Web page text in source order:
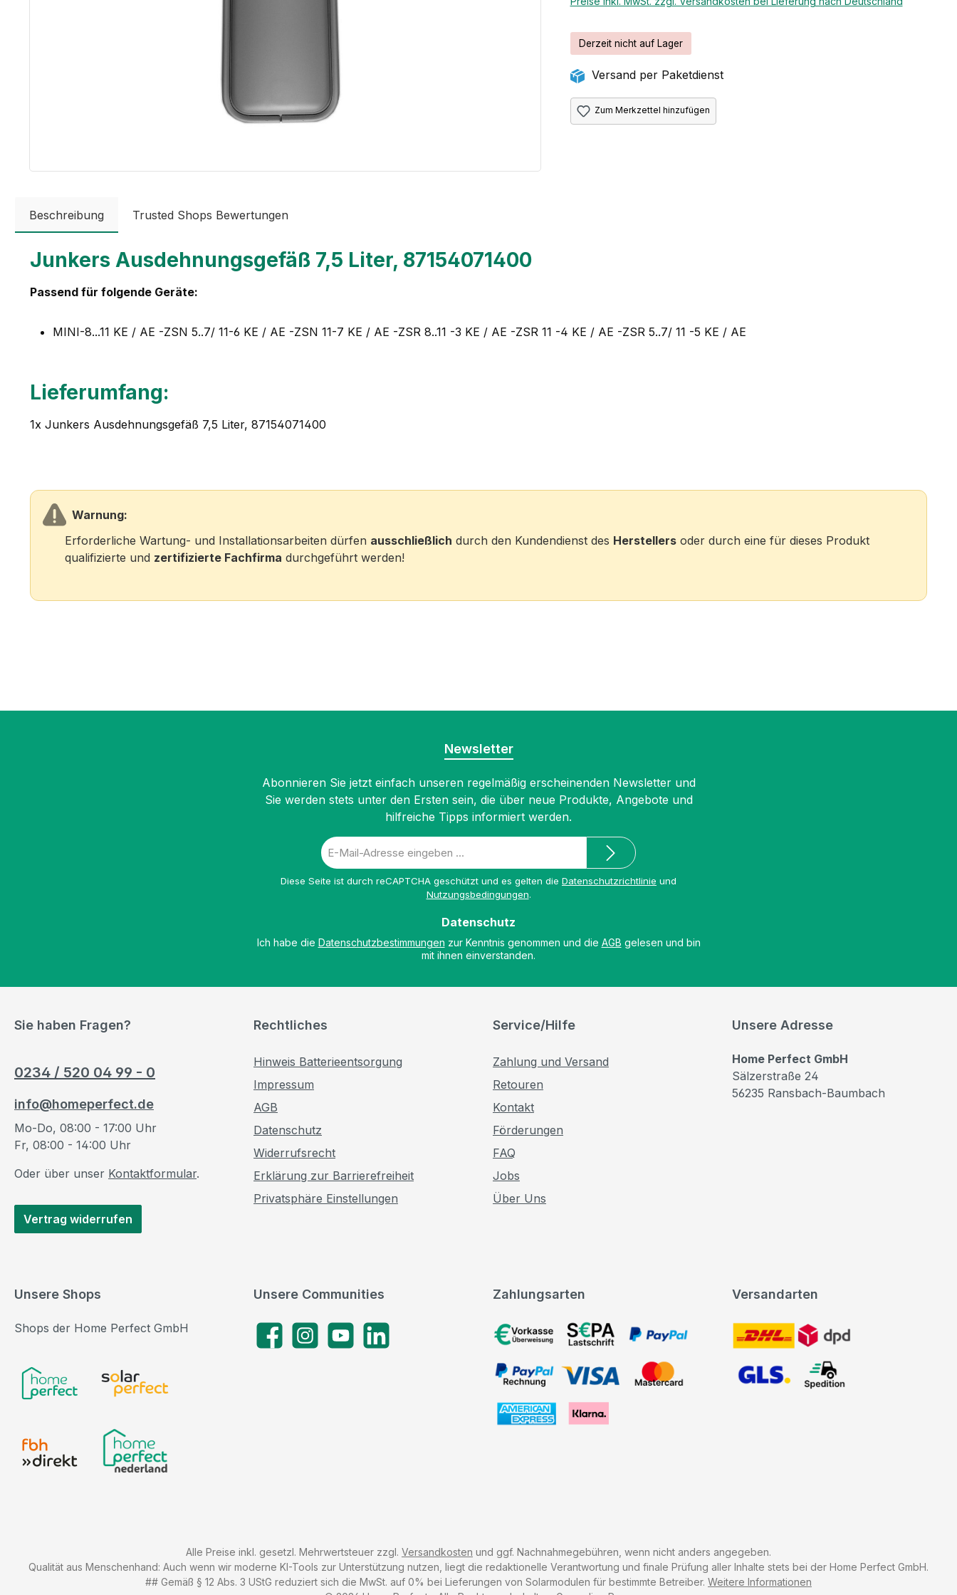
Derzeit nicht auf Lager
Versand per Paketdienst
Zum Merkzettel hinzufügen
Beschreibung Trusted Shops Bewertungen
Junkers Ausdehnungsgefäß 7,5 Liter, 87154071400
Passend für folgende Geräte:
MINI-8...11 KE / AE -ZSN 5..7/ 11-6 KE / AE -ZSN 11-7 KE / AE -ZSR 8..11 -3 KE / AE -ZSR 11 -4 KE / AE -ZSR 5..7/ 11 -5 KE / AE
Lieferumfang:
1x Junkers Ausdehnungsgefäß 7,5 Liter, 87154071400
Warnung:
Erforderliche Wartung- und Installationsarbeiten dürfen ausschließlich durch den Kundendienst des Herstellers oder durch eine für dieses Produkt
qualifizierte und zertifizierte Fachfirma durchgeführt werden!
Newsletter
Abonnieren Sie jetzt einfach unseren regelmäßig erscheinenden Newsletter und
Sie werden stets unter den Ersten sein, die über neue Produkte, Angebote und
hilfreiche Tipps informiert werden.
E-
Mail-
Diese Seite ist durch reCAPTCHA geschützt und es gelten die Datenschutzrichtlinie und
Nutzungsbedingungen.
Datenschutz
Ich habe die Datenschutzbestimmungen zur Kenntnis genommen und die AGB gelesen und bin
mit ihnen einverstanden.
Sie haben Fragen?
0234 / 520 04 99 - 0
info@homeperfect.de
Mo-Do, 08:00 - 17:00 Uhr
Fr, 08:00 - 14:00 Uhr
Oder über unser Kontaktformular.
Vertrag widerrufen
Rechtliches
Hinweis Batterieentsorgung
Impressum
AGB
Datenschutz
Widerrufsrecht
Erklärung zur Barrierefreiheit
Privatsphäre Einstellungen
Service/Hilfe
Zahlung und Versand
Retouren
Kontakt
Förderungen
FAQ
Jobs
Über Uns
Zahlungsarten
Vorkasse, SEPA-Lastschrift, PayPal
PayPal Rechnung, VISA, Mastercard
Versandarten
Unsere Adresse
Home Perfect GmbH
Sälzerstraße 24
56235 Ransbach-Baumbach
Unsere Communities
FacebookInstagramYouTubeLinkedIn
Unsere Shops
Shops der Home Perfect GmbH
Alle Preise inkl. gesetzl. Mehrwertsteuer zzgl. Versandkosten und ggf. Nachnahmegebühren, wenn nicht anders angegeben.
Qualität aus Menschenhand: Auch wenn wir moderne KI-Tools zur Unterstützung nutzen, liegt die redaktionelle Verantwortung und finale Prüfung aller Inhalte stets bei der Home Perfect GmbH.
## Gemäß § 12 Abs. 3 UStG reduziert sich die MwSt. auf 0% bei Lieferungen von Solarmodulen für bestimmte Betreiber. Weitere Informationen